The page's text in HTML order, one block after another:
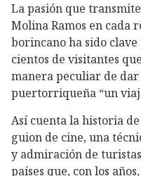
La pasión que
Molina Ramos en
borincano ha sido
cientos de visitantes
manera peculiar de
puertorriqueña “un
Así cuenta la historia
guion de cine, una
y admiración de
países que, con los